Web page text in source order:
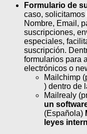
Formulario de
caso,
Nombre, Email,
suscripciones,
especiales,
suscripción.
formularios para
electrónicos o
Mailchimp
) dentro de
Mailrealy
un
(Española)
leyes